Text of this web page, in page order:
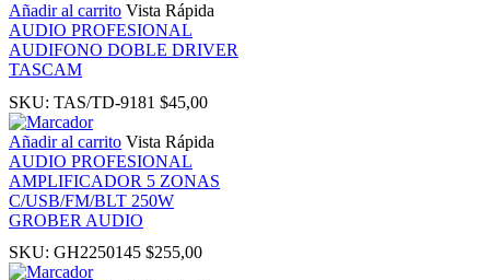
panel
panel
Añadir al carrito Vista Rápida
AUDIO PROFESIONAL
AUDIFONO DOBLE DRIVER
TASCAM
SKU: TAS/TD-9181 $45,00
Añadir al carrito Vista Rápida
AUDIO PROFESIONAL
AMPLIFICADOR 5 ZONAS
C/USB/FM/BLT 250W
GROBER AUDIO
SKU: GH2250145 $255,00